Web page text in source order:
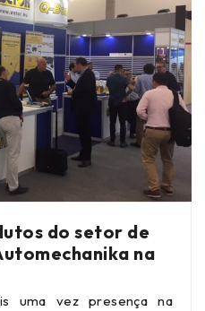
do setor de
na
uma vez presença na